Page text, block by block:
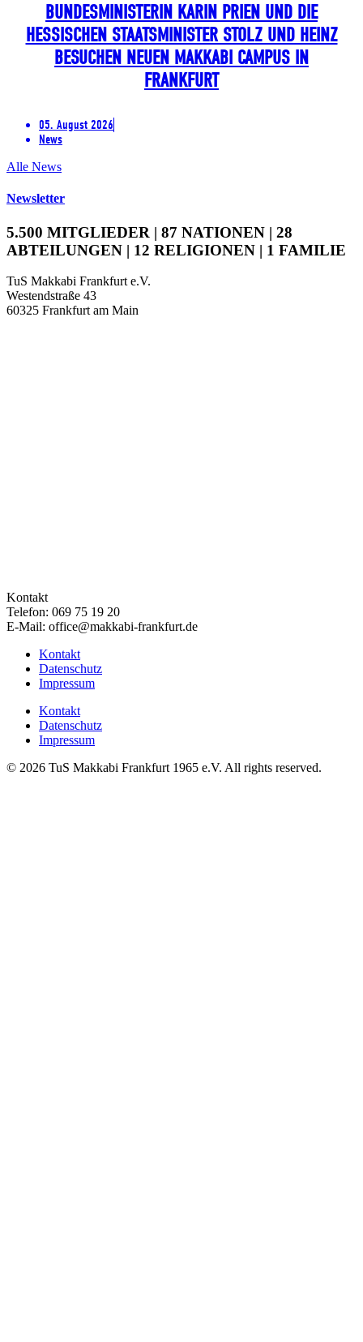
BUNDESMINISTERIN KARIN PRIEN UND DIE
HESSISCHEN STAATSMINISTER STOLZ UND HEINZ
BESUCHEN NEUEN MAKKABI CAMPUS IN
FRANKFURT
05. August 2026
News
Alle News
Newsletter
5.500 MITGLIEDER | 87 NATIONEN | 28
ABTEILUNGEN | 12 RELIGIONEN | 1 FAMILIE
TuS Makkabi Frankfurt e.V.
Westendstraße 43
60325 Frankfurt am Main
Kontakt
Telefon: 069 75 19 20
E-Mail: office@makkabi-frankfurt.de
Kontakt
Datenschutz
Impressum
Kontakt
Datenschutz
Impressum
© 2026 TuS Makkabi Frankfurt 1965 e.V. All rights reserved.